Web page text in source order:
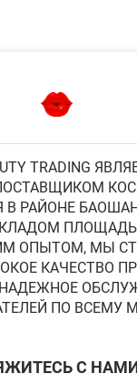
TRADING
РАЙОНЕ
ОПЫТОМ, МЫ
КАЧЕСТВО
ПО ВСЕМУ
С